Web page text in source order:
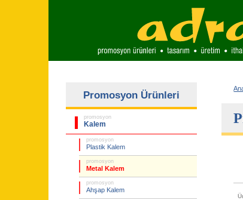
Promosyon Ürünleri
promosyon
Kalem
promosyon
Plastik Kalem
promosyon
Metal Kalem
promosyon
Ahşap Kalem